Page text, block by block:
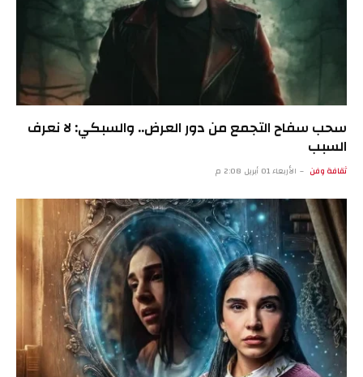
سحب سفاح التجمع من دور العرض.. والسبكي: لا نعرف
السبب
ثقافة وفن الأربعاء 01 أبريل 2:08 م